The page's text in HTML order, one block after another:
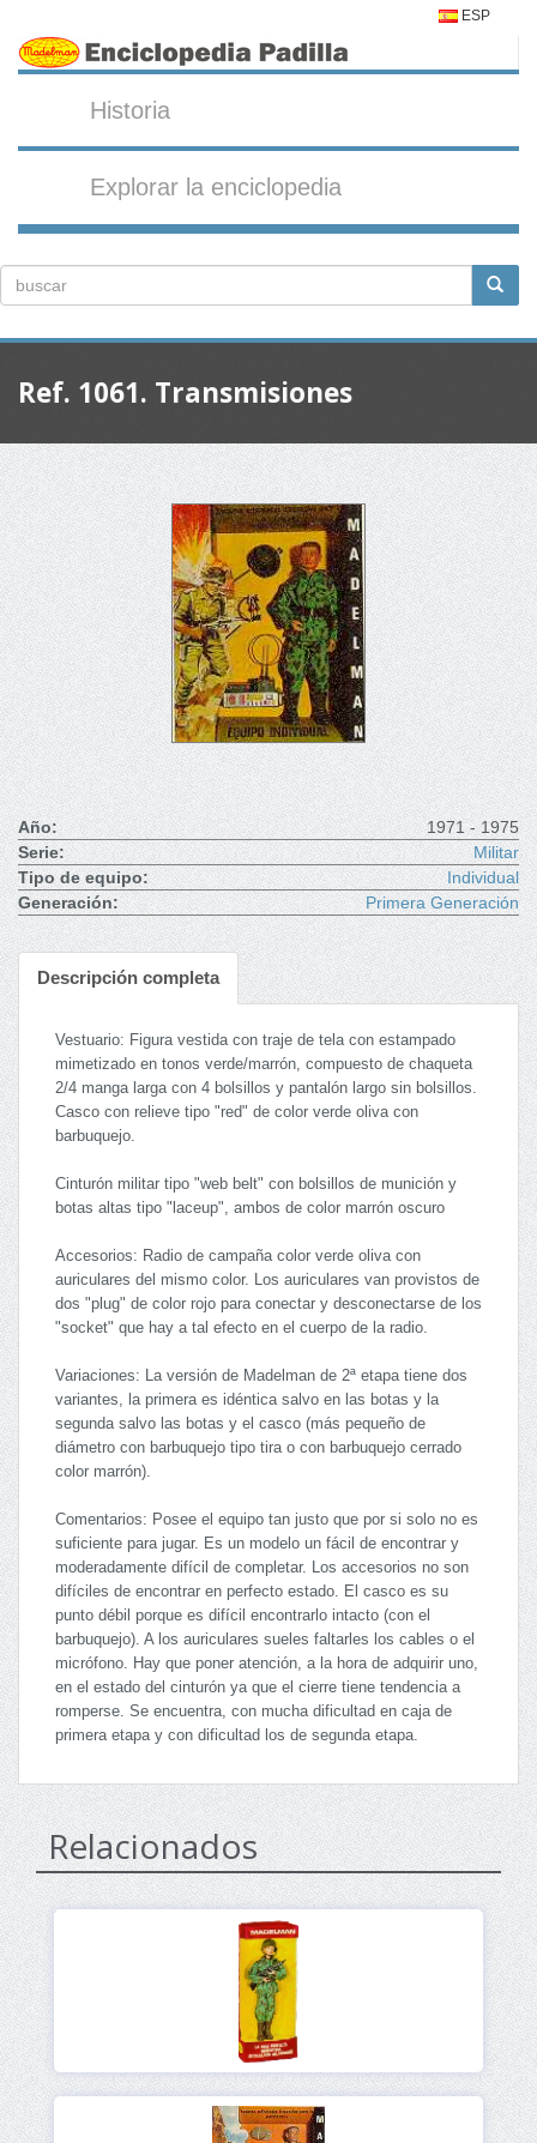
ESP
Historia
Explorar la enciclopedia
Ref. 1061. Transmisiones
Año:
1971 - 1975
Serie:
Militar
Tipo de equipo:
Individual
Generación:
Primera Generación
Descripción completa
Vestuario: Figura vestida con traje de tela con estampado
mimetizado en tonos verde/marrón, compuesto de chaqueta
2/4 manga larga con 4 bolsillos y pantalón largo sin bolsillos.
Casco con relieve tipo "red" de color verde oliva con
barbuquejo.
Cinturón militar tipo "web belt" con bolsillos de munición y
botas altas tipo "laceup", ambos de color marrón oscuro
Accesorios: Radio de campaña color verde oliva con
auriculares del mismo color. Los auriculares van provistos de
dos "plug" de color rojo para conectar y desconectarse de los
"socket" que hay a tal efecto en el cuerpo de la radio.
Variaciones: La versión de Madelman de 2ª etapa tiene dos
variantes, la primera es idéntica salvo en las botas y la
segunda salvo las botas y el casco (más pequeño de
diámetro con barbuquejo tipo tira o con barbuquejo cerrado
color marrón).
Comentarios: Posee el equipo tan justo que por si solo no es
suficiente para jugar. Es un modelo un fácil de encontrar y
moderadamente difícil de completar. Los accesorios no son
difíciles de encontrar en perfecto estado. El casco es su
punto débil porque es difícil encontrarlo intacto (con el
barbuquejo). A los auriculares sueles faltarles los cables o el
micrófono. Hay que poner atención, a la hora de adquirir uno,
en el estado del cinturón ya que el cierre tiene tendencia a
romperse. Se encuentra, con mucha dificultad en caja de
primera etapa y con dificultad los de segunda etapa.
Relacionados
Ver